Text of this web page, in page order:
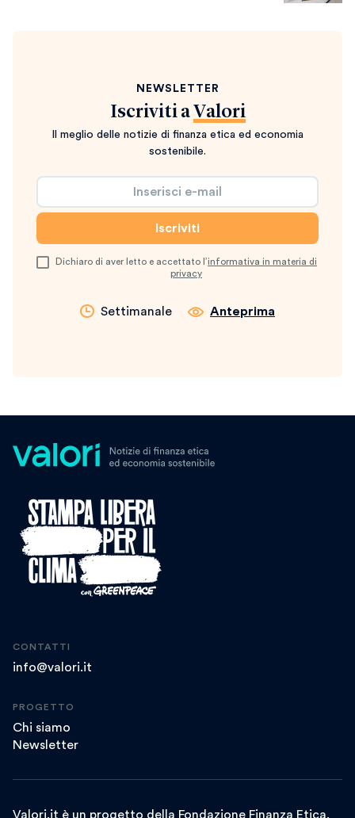
NEWSLETTER
Iscriviti a Valori
Il meglio delle notizie di finanza etica ed economia
sostenibile.
Dichiaro di aver letto e accettato l’informativa in materia di
privacy
Settimanale Anteprima
CONTATTI
info@valori.it
PROGETTO
Chi siamo
Newsletter
Valori.it è un progetto della Fondazione Finanza Etica.